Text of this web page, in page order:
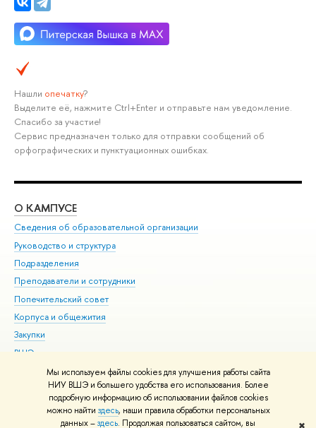
Мы используем файлы cookies для улучшения работы сайта
НИУ ВШЭ и большего удобства его использования. Более
подробную информацию об использовании файлов cookies
можно найти здесь, наши правила обработки персональных
данных –здесь. Продолжая пользоваться сайтом, вы
Нашли опечатку?
Выделите её, нажмите Ctrl+Enter и отправьте нам уведомление.
Спасибо за участие!
Сервис предназначен только для отправки сообщений об
орфографических и пунктуационных ошибках.
О КАМПУСЕ
Сведения об образовательной организации
Руководство и структура
Подразделения
Преподаватели и сотрудники
Попечительский совет
Корпуса и общежития
Закупки
ВШЭ для студентов с ограниченными возможностями
здоровья и инвалидностью
Версия для слабовидящих
Единая платежная страница